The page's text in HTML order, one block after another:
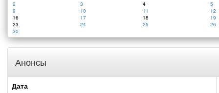
2
3 4
5
9
10 11
12
16
17 18
19
23
24 25
26
30
Анонсы
Дата